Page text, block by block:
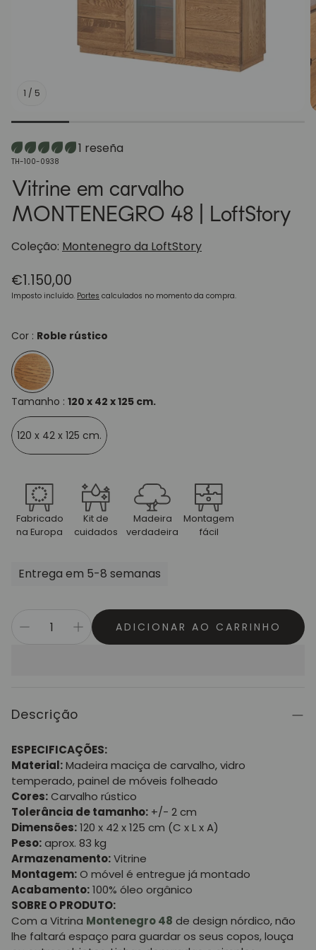
1 / 5
1 reseña
SKU:
TH-100-0938
Vitrine em carvalho
MONTENEGRO 48 | LoftStory
Coleção: Montenegro da LoftStory
Preço
normal
€1.150,00
Imposto incluído. Portes calculados no momento da compra.
Cor : Roble rústico
Tamanho : 120 x 42 x 125 cm.
120 x 42 x 125 cm.
Fabricado
na Europa
Kit de
cuidados
Madeira
verdadeira
Montagem
fácil
Entrega em 5-8 semanas
ADICIONAR AO CARRINHO
Descrição
ESPECIFICAÇÕES:
Material:Madeira maciça de carvalho, vidro
temperado, painel de móveis folheado
Cores:Carvalho rústico
Tolerância de tamanho: +/- 2 cm
Dimensões:120 x 42 x 125 cm (C x L x A)
Peso:aprox. 83 kg
Armazenamento:Vitrine
Montagem:O móvel é entregue já montado
Acabamento:100% óleo orgânico
SOBRE O PRODUTO:
Com a Vitrina Montenegro 48 de design nórdico, não
lhe faltará espaço para guardar os seus copos, louça